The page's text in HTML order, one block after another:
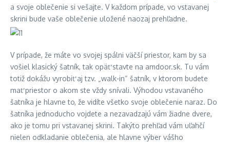
a svoje oblečenie si vešajte. V každom prípade, vo vstavanej
skrini bude vaše oblečenie uložené naozaj prehľadne.
V prípade, že máte vo svojej spálni väčší priestor, kam by sa
vošiel klasický šatník, tak opäť stavte na amdoor.sk. Tu vám
totiž dokážu vyrobiť aj tzv. „walk-in“ šatník, v ktorom budete
mať priestor o akom ste vždy snívali. Výhodou vstavaného
šatníka je hlavne to, že vidíte všetko svoje oblečenie naraz. Do
šatníka jednoducho vojdete a nezavadzajú vám žiadne dvere,
ako je tomu pri vstavanej skrini. Takýto prehľad vám uľahčí
nielen odkladanie oblečenia, ale hlavne výber vášho